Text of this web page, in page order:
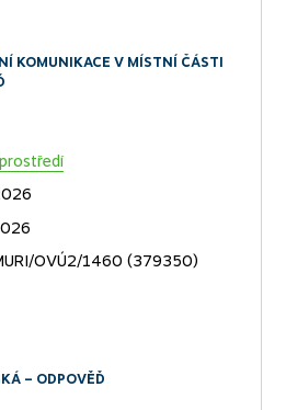
(380396)
KOMUNIKACE V MÍSTNÍ ČÁSTI
OVÚ2/1460 (379350)